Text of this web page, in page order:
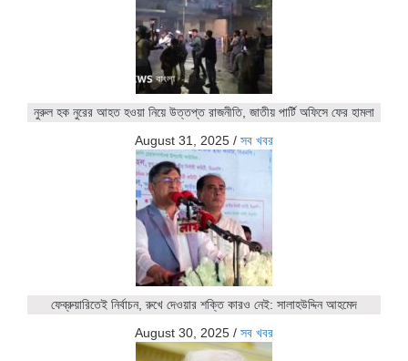
নুরুল হক নুরের আহত হওয়া নিয়ে উত্তপ্ত রাজনীতি, জাতীয় পার্টি অফিসে ফের হামলা
August 31, 2025 / সব খবর
ফেব্রুয়ারিতেই নির্বাচন, রুখে দেওয়ার শক্তি কারও নেই: সালাহউদ্দিন আহমেদ
August 30, 2025 / সব খবর